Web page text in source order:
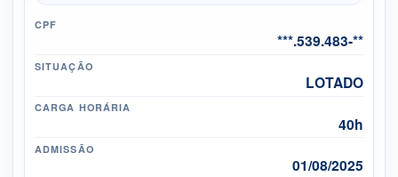
CPF
***.539.483-**
SITUAÇÃO
LOTADO
CARGA HORÁRIA
40h
ADMISSÃO
01/08/2025